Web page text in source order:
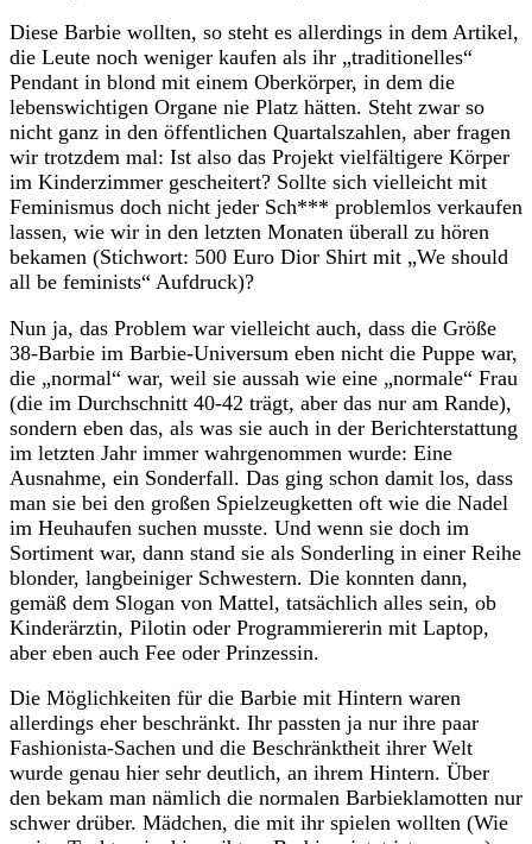
Diese Barbie wollten, so steht es allerdings in dem Artikel,
die Leute noch weniger kaufen als ihr „traditionelles“
Pendant in blond mit einem Oberkörper, in dem die
lebenswichtigen Organe nie Platz hätten. Steht zwar so
nicht ganz in den öffentlichen Quartalszahlen, aber fragen
wir trotzdem mal: Ist also das Projekt vielfältigere Körper
im Kinderzimmer gescheitert? Sollte sich vielleicht mit
Feminismus doch nicht jeder Sch*** problemlos verkaufen
lassen, wie wir in den letzten Monaten überall zu hören
bekamen (Stichwort: 500 Euro Dior Shirt mit „We should
all be feminists“ Aufdruck)?
Nun ja, das Problem war vielleicht auch, dass die Größe
38-Barbie im Barbie-Universum eben nicht die Puppe war,
die „normal“ war, weil sie aussah wie eine „normale“ Frau
(die im Durchschnitt 40-42 trägt, aber das nur am Rande),
sondern eben das, als was sie auch in der Berichterstattung
im letzten Jahr immer wahrgenommen wurde: Eine
Ausnahme, ein Sonderfall. Das ging schon damit los, dass
man sie bei den großen Spielzeugketten oft wie die Nadel
im Heuhaufen suchen musste. Und wenn sie doch im
Sortiment war, dann stand sie als Sonderling in einer Reihe
blonder, langbeiniger Schwestern. Die konnten dann,
gemäß dem Slogan von Mattel, tatsächlich alles sein, ob
Kinderärztin, Pilotin oder Programmiererin mit Laptop,
aber eben auch Fee oder Prinzessin.
Die Möglichkeiten für die Barbie mit Hintern waren
allerdings eher beschränkt. Ihr passten ja nur ihre paar
Fashionista-Sachen und die Beschränktheit ihrer Welt
wurde genau hier sehr deutlich, an ihrem Hintern. Über
den bekam man nämlich die normalen Barbieklamotten nur
schwer drüber. Mädchen, die mit ihr spielen wollten (Wie